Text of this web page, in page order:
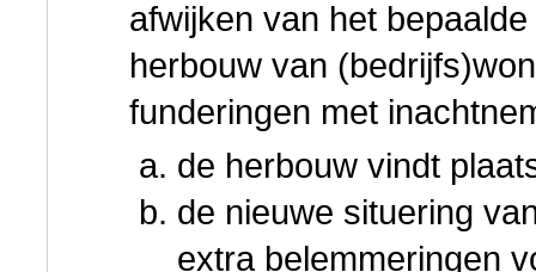
afwijken van het
herbouw van
funderingen met
de herbouw vindt
de nieuwe situering
extra belemmeringen